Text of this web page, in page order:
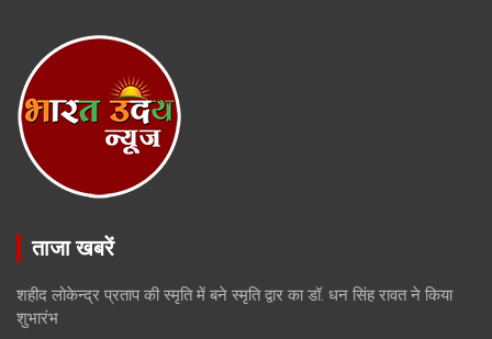
ताजा खबरें
शहीद लोकेन्द्र प्रताप की स्मृति में बने स्मृति द्वार का डॉ. धन सिंह रावत ने किया
शुभारंभ